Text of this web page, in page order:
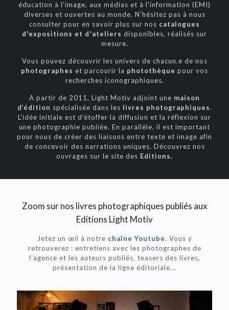
éducation à l'image, aux médias et à l'information (EMI)
diverses et ouvertes au monde. N'hésitez pas à nous
consulter pour en savoir plus sur nos catalogues
d'expositions et d'ateliers disponibles, réalisés sur
mesure.
Vous pouvez découvrir les univers de chacun.e de nos
photographes et parcourir la photothèque pour vos
recherches iconographiques.
A partir de 2011, Light Motiv adjoint une maison
d’édition spécialisée dans les livres photographiques.
L’idée initiale est d’étoffer la diffusion et la réflexion sur
une photographie publiée. En parallèle, il est important
pour nous de créer des liaisons entre texte et image afin
de concevoir des narrations uniques. Découvrez nos
ouvrages sur le site des Editions.
Zoom sur nos livres photographiques publiés aux
Editions Light Motiv
Jetez un œil à notre chaîne Youtube. Vous y
retrouverez : entretiens avec les photographes de
l’agence et les auteurs publiés, teasers des livres,
présentation de la ligne éditoriale...